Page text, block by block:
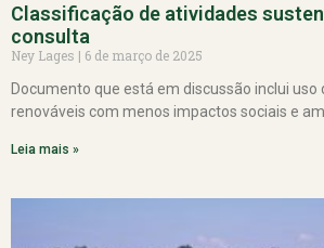
Classificação de atividades
consulta
Ney Lages
6 de março de 2025
Documento que está em discussão inclui uso
renováveis com menos impactos sociais e
Leia mais »